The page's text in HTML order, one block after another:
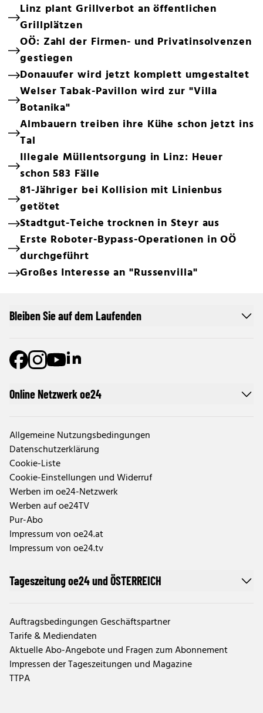
Linz plant Grillverbot an öffentlichen
Grillplätzen
OÖ: Zahl der Firmen- und Privatinsolvenzen
gestiegen
Donauufer wird jetzt komplett umgestaltet
Welser Tabak-Pavillon wird zur "Villa
Botanika"
Almbauern treiben ihre Kühe schon jetzt ins
Tal
Illegale Müllentsorgung in Linz: Heuer
schon 583 Fälle
81-Jähriger bei Kollision mit Linienbus
getötet
Stadtgut-Teiche trocknen in Steyr aus
Erste Roboter-Bypass-Operationen in OÖ
durchgeführt
Großes Interesse an "Russenvilla"
Online Netzwerk oe24
Allgemeine Nutzungsbedingungen
Datenschutzerklärung
Cookie-Liste
Cookie-Einstellungen und Widerruf
Werben im oe24-Netzwerk
Werben auf oe24TV
Pur-Abo
Impressum von oe24.at
Impressum von oe24.tv
Tageszeitung oe24 und ÖSTERREICH
Auftragsbedingungen Geschäftspartner
Tarife & Mediendaten
Aktuelle Abo-Angebote und Fragen zum Abonnement
Impressen der Tageszeitungen und Magazine
TTPA
Bleiben Sie auf dem Laufenden